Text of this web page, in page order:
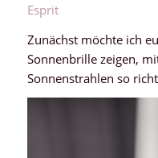
Esprit
Zunächst möchte ich
Sonnenbrille zeigen,
Sonnenstrahlen so